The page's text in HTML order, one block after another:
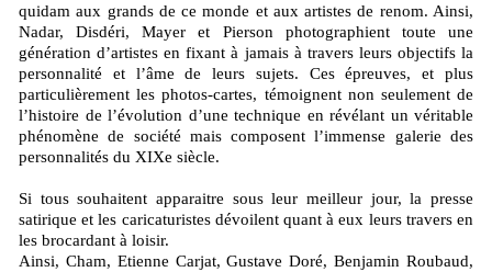
quidam aux grands de ce monde et aux artistes de renom. Ainsi,
Nadar, Disdéri, Mayer et Pierson photographient toute une
génération d’artistes en fixant à jamais à travers leurs objectifs la
personnalité et l’âme de leurs sujets. Ces épreuves, et plus
particulièrement les photos-cartes, témoignent non seulement de
l’histoire de l’évolution d’une technique en révélant un véritable
phénomène de société mais composent l’immense galerie des
personnalités du XIXe siècle.
Si tous souhaitent apparaitre sous leur meilleur jour, la presse
satirique et les caricaturistes dévoilent quant à eux leurs travers en
les brocardant à loisir.
Ainsi, Cham, Etienne Carjat, Gustave Doré, Benjamin Roubaud,